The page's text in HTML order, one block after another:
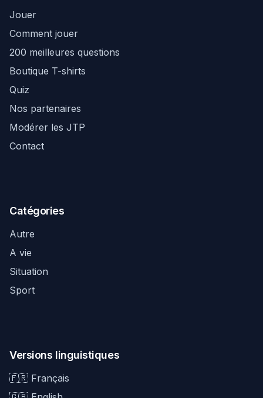
Jouer
Comment jouer
200 meilleures questions
Boutique T-shirts
Quiz
Nos partenaires
Modérer les JTP
Contact
Catégories
Autre
A vie
Situation
Sport
Versions linguistiques
🇫🇷 Français